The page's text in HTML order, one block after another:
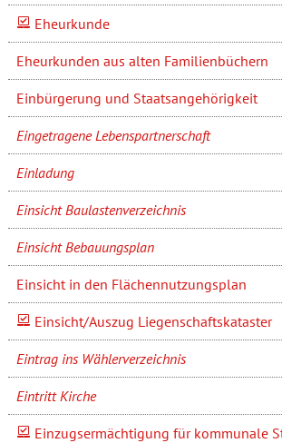
Eheurkunde
Eheurkunden aus alten Familienbüchern
Einbürgerung und Staatsangehörigkeit
Eingetragene Lebenspartnerschaft
Einladung
Einsicht Baulastenverzeichnis
Einsicht Bebauungsplan
Einsicht in den Flächennutzungsplan
Einsicht/Auszug Liegenschaftskataster
Eintrag ins Wählerverzeichnis
Eintritt Kirche
Einzugsermächtigung für kommunale